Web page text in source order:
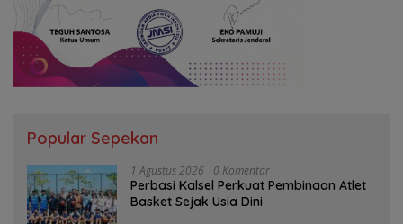
Popular Sepekan
1 Agustus 2026 0 Komentar
Perbasi Kalsel Perkuat Pembinaan Atlet
Basket Sejak Usia Dini